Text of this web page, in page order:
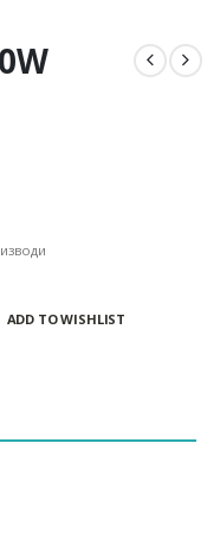
ADD TO WISHLIST